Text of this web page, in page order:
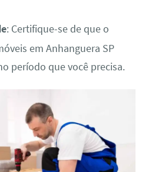
: Certifique-se de que o
em Anhanguera SP
período que você precisa.